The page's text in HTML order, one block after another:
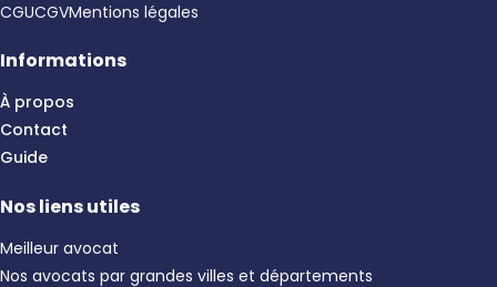
CGUCGVMentions légales
Informations
À propos
Contact
Guide
Nos liens utiles
Meilleur avocat
Nos avocats par grandes villes et départements